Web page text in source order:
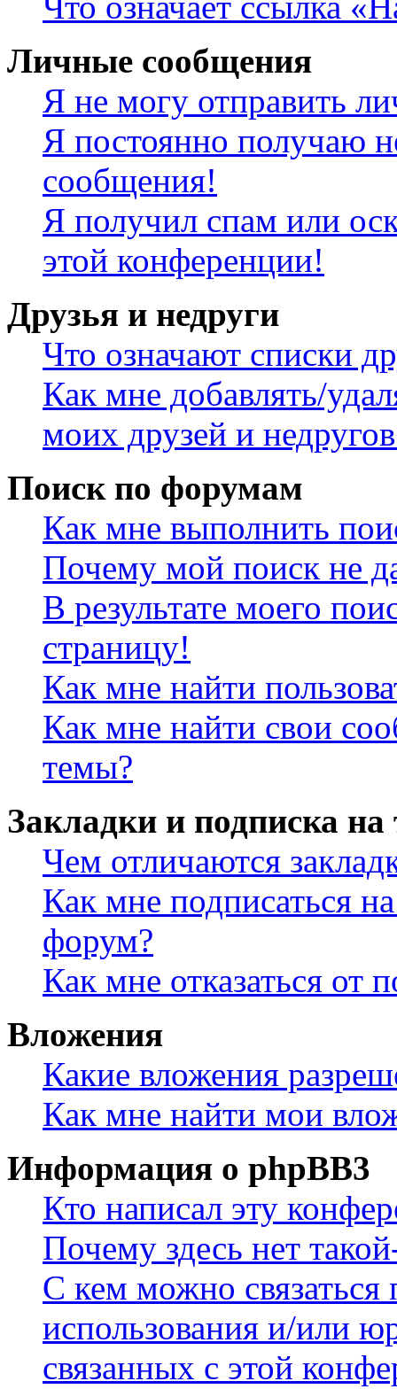
Личные сообщения
Я не могу отправить
Я постоянно получаю
сообщения!
Я получил спам или
этой конференции!
Друзья и недруги
Что означают списки
Как мне добавлять/
моих друзей и
Поиск по форумам
Как мне выполнить
Почему мой поиск не
В результате моего
страницу!
Как мне найти
Как мне найти свои
темы?
Закладки и подписка
Чем отличаются
Как мне подписаться
форум?
Как мне отказаться от
Вложения
Какие вложения
Как мне найти мои
Информация о phpBB3
Кто написал эту
Почему здесь нет
С кем можно связаться
использования и/или
связанных с этой